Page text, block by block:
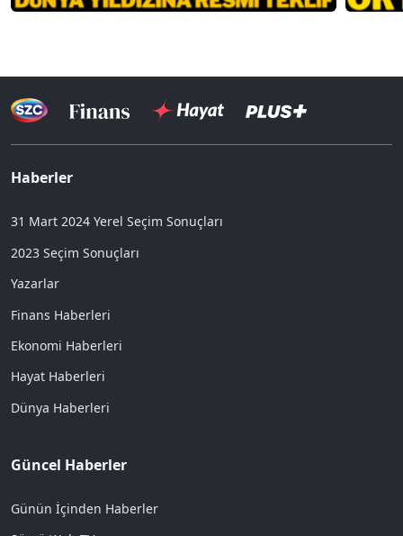
Haberler
31 Mart 2024 Yerel Seçim Sonuçları
2023 Seçim Sonuçları
Yazarlar
Finans Haberleri
Ekonomi Haberleri
Hayat Haberleri
Dünya Haberleri
Güncel Haberler
Günün İçinden Haberler